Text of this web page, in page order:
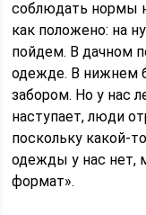
соблюдать нормы
как положено: на
пойдем. В дачном
одежде. В нижнем
забором. Но у нас
наступает, люди
поскольку какой-
одежды у нас нет,
формат».